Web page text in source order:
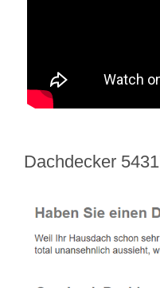
Dachdecker